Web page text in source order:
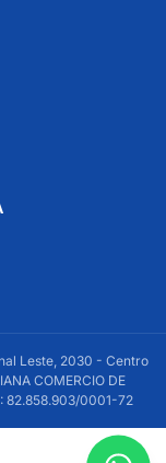
Leste, 2030 - Centro
COMERCIO DE
82.858.903/0001-72